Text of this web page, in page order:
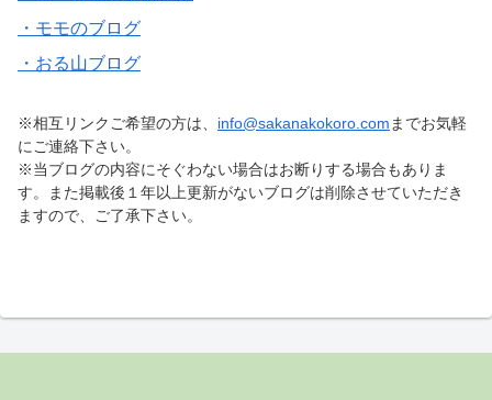
・モモのブログ
・おる山ブログ
※相互リンクご希望の方は、 info@sakanakokoro.com までお気軽
にご連絡下さい。
※当ブログの内容にそぐわない場合はお断りする場合もありま
す。また掲載後１年以上更新がないブログは削除させていただき
ますので、ご了承下さい。